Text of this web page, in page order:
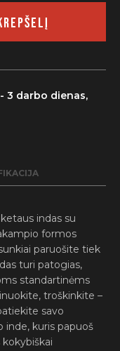
3 darbo dienas,
indas su
formos
paruošite tiek
turi patogias,
standartinėms
troškinkite –
savo
kuris papuoš